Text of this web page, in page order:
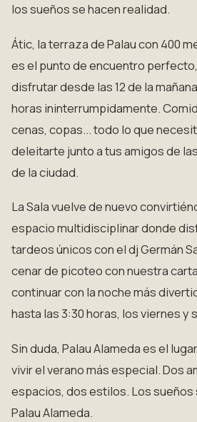
los sueños se hacen realidad.
Átic, la terraza de Palau con 400
es el punto de encuentro perfecto,
disfrutar desde las 12 de la mañana
horas ininterrumpidamente.
cenas, copas... todo lo que
deleitarte junto a tus amigos de
de la ciudad.
La Sala vuelve de nuevo
espacio multidisciplinar donde
tardeos únicos con el dj Germán
cenar de picoteo con nuestra carta
continuar con la noche más
hasta las 3:30 horas, los viernes y
Sin duda, Palau Alameda es el
vivir el verano más especial. Dos
espacios, dos estilos. Los sueños
Palau Alameda.